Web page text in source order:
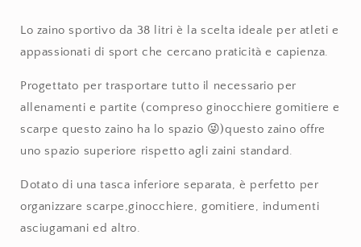
Lo zaino sportivo da 38 litri è la scelta ideale per atleti e
appassionati di sport che cercano praticità e capienza.
Progettato per trasportare tutto il necessario per
allenamenti e partite (compreso ginocchiere gomitiere e
scarpe questo zaino ha lo spazio 😜)questo zaino offre
uno spazio superiore rispetto agli zaini standard.
Dotato di una tasca inferiore separata, è perfetto per
organizzare scarpe,ginocchiere, gomitiere, indumenti
asciugamani ed altro.